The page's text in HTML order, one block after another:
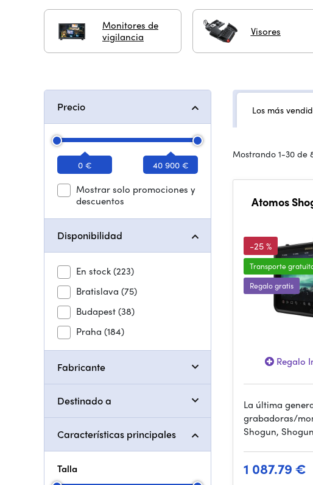
Monitores de
vigilancia
Visores
Precio
0 € 40 900 €
Mostrar solo promociones y
descuentos
Disponibilidad
En stock(223)
Bratislava (75)
Budapest(38)
Praha (184)
Fabricante
Destinado a
Características principales
Talla
Los más
Mostrando 1-30 de
Atomos
-25 %
Transporte
Regalo gratis
Regalo
La última
grabadoras/
Shogun,
1 087.79 €